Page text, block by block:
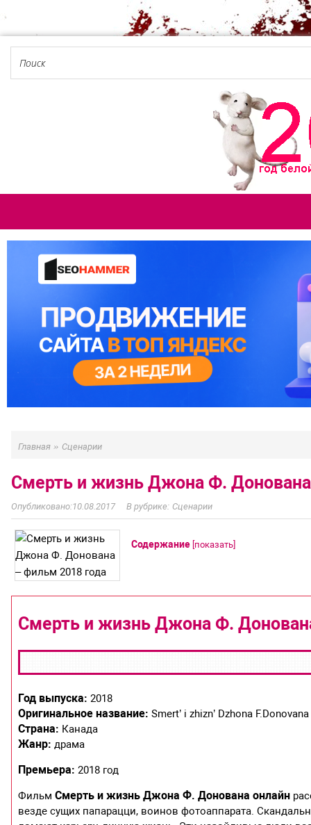
Главная » Сценарии
Смерть и жизнь Джона Ф.
10.08.2017 Сценарии
Содержание [показать]
Смерть и жизнь Джона Ф.
Год выпуска: 2018
Оригинальное название: Smert’ i zhizn’ Dzhona F.Donovana
Страна: Канада
Жанр: драма
Премьера: 2018 год
ФильмСмерть и жизнь Джона Ф. Донована онлайн
везде сущих папарацци, воинов фотоаппарата.